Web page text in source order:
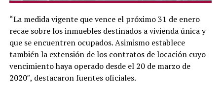
“La medida vigente que vence el próximo 31 de enero
recae sobre los inmuebles destinados a vivienda única y
que se encuentren ocupados. Asimismo establece
también la extensión de los contratos de locación cuyo
vencimiento haya operado desde el 20 de marzo de
2020″, destacaron fuentes oficiales.